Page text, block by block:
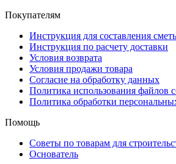
Покупателям
Инструкция для составления
Инструкция по расчету доставки
Условия возврата
Условия продажи товара
Согласие на обработку данных
Политика использования файлов
Политика обработки
Помощь
Советы по товарам для
Основатель